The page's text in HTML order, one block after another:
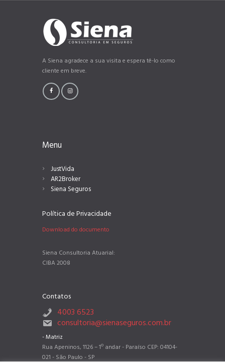
A Siena agradece a sua visita e espera tê-lo como
cliente em breve.
Menu
JustVida
AR2Broker
Siena Seguros
Política de Privacidade
Download do documento
Siena Consultoria Atuarial:
CIBA 2008
Contatos
4003 6523
consultoria@sienaseguros.com.br
- Matriz
Rua Apeninos, 1126 – 1º andar - Paraíso CEP: 04104-
021 - São Paulo - SP